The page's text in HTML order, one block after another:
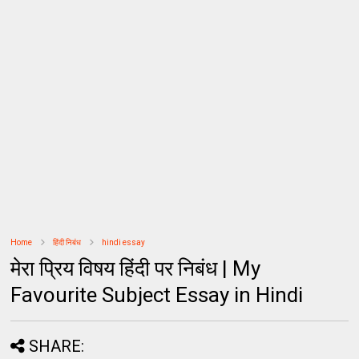
Home हिंदी निबंध hindi essay
मेरा प्रिय विषय हिंदी पर निबंध | My
Favourite Subject Essay in Hindi
SHARE: